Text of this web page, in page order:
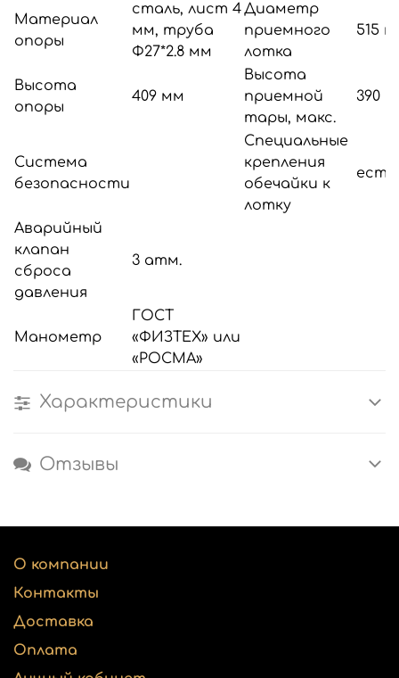
Материал
опоры
сталь, лист 4
мм, труба
Ф27*2.8 мм
Диаметр
приемного
лотка
515
Высота
опоры
409 мм
Высота
приемной
тары, макс.
390
Система
безопасности
Специальные
крепления
обечайки к
лотку
Аварийный
клапан
сброса
давления
3 атм.
Манометр
ГОСТ
«ФИЗТЕХ» или
«РОСМА»
Характеристики
Отзывы
О компании
Контакты
Доставка
Оплата